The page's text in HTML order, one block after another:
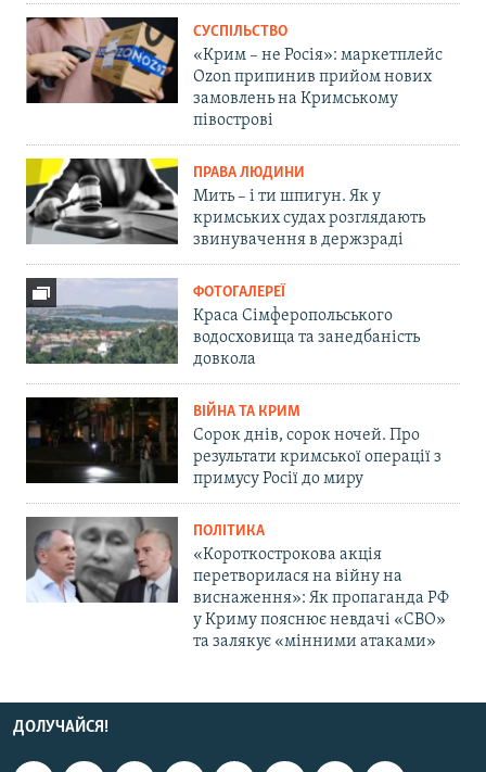
СУСПІЛЬСТВО
«Крим – не Росія»: маркетплейс
Ozon припинив прийом нових
замовлень на Кримському
півострові
ПРАВА ЛЮДИНИ
Мить – і ти шпигун. Як у
кримських судах розглядають
звинувачення в держзраді
ФОТОГАЛЕРЕЇ
Краса Сімферопольського
водосховища та занедбаність
довкола
ВІЙНА ТА КРИМ
Сорок днів, сорок ночей. Про
результати кримської операції з
примусу Росії до миру
ПОЛІТИКА
«Короткострокова акція
перетворилася на війну на
виснаження»: Як пропаганда РФ
у Криму пояснює невдачі «СВО»
та залякує «мінними атаками»
ДОЛУЧАЙСЯ!